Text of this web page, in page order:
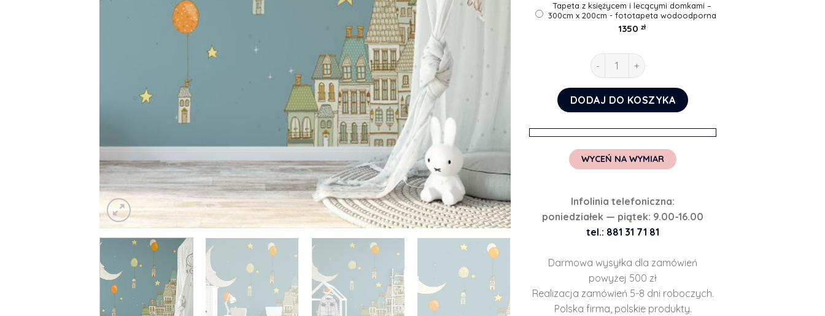
Tapeta z księżycem i lecącymi domkami –
300cm x 200cm - fototapeta wodoodporna
1350 zł
ilość Tapeta z księżycem i lecącymi domkami
DODAJ DO KOSZYKA
WYCEŃ NA WYMIAR
Infolinia telefoniczna:
poniedziałek — piątek: 9.00-16.00
tel.: 881 31 71 81
Darmowa wysyłka dla zamówień
powyżej 500 zł
Realizacja zamówień 5-8 dni roboczych.
Polska firma, polskie produkty.